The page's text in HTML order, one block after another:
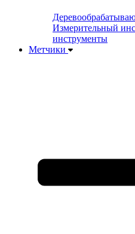
Измерительный
инструменты
Метчики